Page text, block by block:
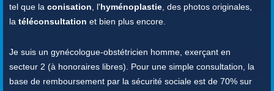
tel que la conisation, l'hyménoplastie, des photos originales,
la téléconsultation et bien plus encore.
Je suis un gynécologue-obstétricien homme, exerçant en
secteur 2 (à honoraires libres). Pour une simple consultation, la
base de remboursement par la sécurité sociale est de 70% sur